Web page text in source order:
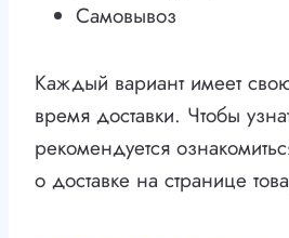
Самовывоз
Каждый вариант имеет
время доставки. Чтобы
рекомендуется
о доставке на странице